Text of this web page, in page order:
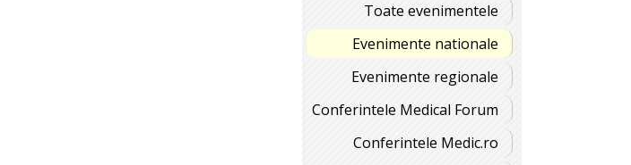
Toate evenimentele
Evenimente nationale
Evenimente regionale
Conferintele Medical Forum
Conferintele Medic.ro